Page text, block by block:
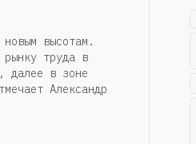
высотам.
рынку труда в
далее в зоне
Александр